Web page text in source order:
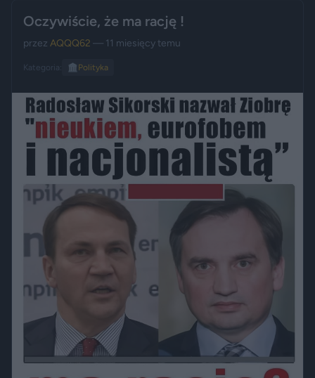
Oczywiście, że ma rację !
przez AQQQ62 — 11 miesięcy temu
Kategoria: 🏛️ Polityka